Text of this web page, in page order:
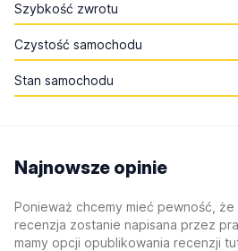
Szybkość zwrotu
Czystość samochodu
Stan samochodu
Najnowsze opinie
Ponieważ chcemy mieć pewność,
recenzja zostanie napisana przez
mamy opcji opublikowania recenzji